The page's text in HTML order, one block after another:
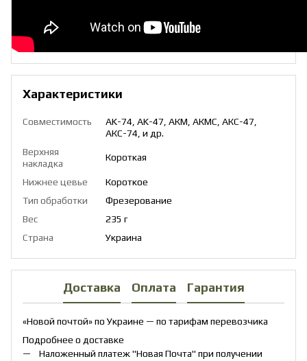
Характеристики
Совместимость
AK-74, AK-47, АКМ, АКМС, АКС-47,
АКС-74, и др.
Верхняя
накладка
Короткая
Нижнее цевье
Короткое
Тип обработки
Фрезерование
Вес
235 г
Страна
Украина
Доставка Оплата Гарантия
«Новой почтой» по Украине — по тарифам перевозчика
Подробнее о доставке
Наложенный платеж "Новая Почта" при получении